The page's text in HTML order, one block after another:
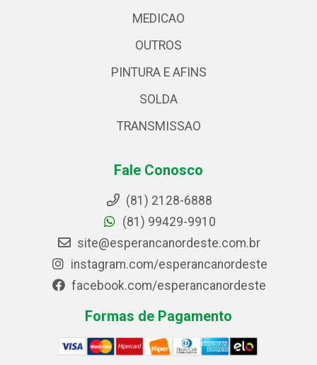
MEDICAO
OUTROS
PINTURA E AFINS
SOLDA
TRANSMISSAO
Fale Conosco
(81) 2128-6888
(81) 99429-9910
site@esperancanordeste.com.br
instagram.com/esperancanordeste
facebook.com/esperancanordeste
Formas de Pagamento